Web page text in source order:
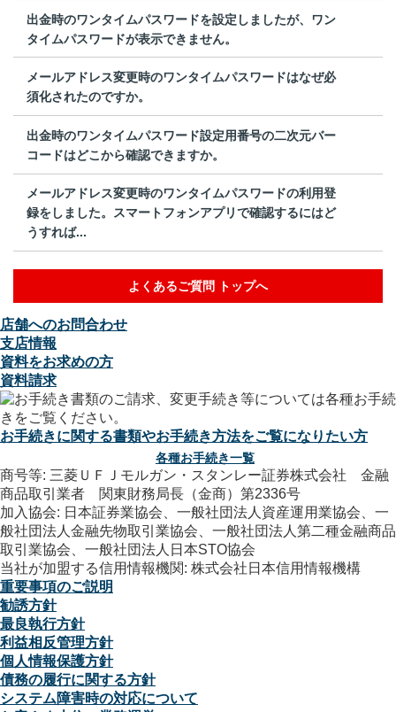
出金時のワンタイムパスワードを設定しましたが、ワン
タイムパスワードが表示できません。
メールアドレス変更時のワンタイムパスワードはなぜ必
須化されたのですか。
出金時のワンタイムパスワード設定用番号の二次元バー
コードはどこから確認できますか。
メールアドレス変更時のワンタイムパスワードの利用登
録をしました。スマートフォンアプリで確認するにはど
うすれば...
よくあるご質問 トップへ
店舗へのお問合わせ
支店情報
資料をお求めの方
資料請求
お手続きに関する書類やお手続き方法をご覧になりたい方
各種お手続き一覧
商号等: 三菱ＵＦＪモルガン・スタンレー証券株式会社 金融
商品取引業者 関東財務局長（金商）第2336号
加入協会: 日本証券業協会、一般社団法人資産運用業協会、一
般社団法人金融先物取引業協会、一般社団法人第二種金融商品
取引業協会、一般社団法人日本STO協会
当社が加盟する信用情報機関: 株式会社日本信用情報機構
重要事項のご説明
勧誘方針
最良執行方針
利益相反管理方針
個人情報保護方針
債務の履行に関する方針
システム障害時の対応について